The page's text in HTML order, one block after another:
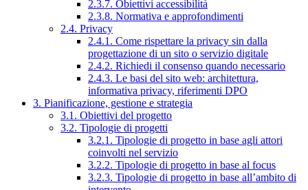
2.3.7. Obiettivi accessibilità
2.3.8. Normativa e approfondimenti
2.4. Privacy
2.4.1. Come rispettare la privacy sin dalla
progettazione di un sito o servizio digitale
2.4.2. Richiedi il consenso quando necessario
2.4.3. Le basi del sito web: architettura,
informativa privacy, riferimenti DPO
3. Pianificazione, gestione e strategia
3.1. Obiettivi del progetto
3.2. Tipologie di progetti
3.2.1. Tipologie di progetto in base agli attori
coinvolti nel servizio
3.2.2. Tipologie di progetto in base al focus
3.2.3. Tipologie di progetto in base all’ambito di